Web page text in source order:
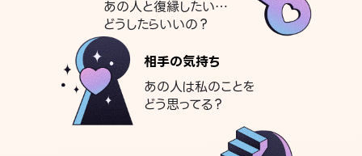
あの人と復縁したい…
どうしたらいいの？
相手の気持ち
あの人は私のことを
どう思ってる？